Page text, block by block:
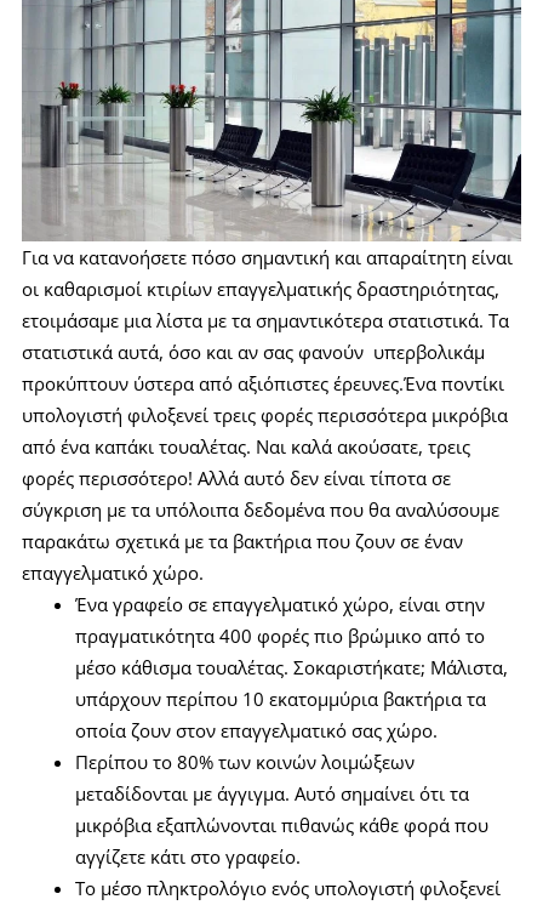
Για να κατανοήσετε πόσο σημαντική και απαραίτητη είναι
οι καθαρισμοί κτιρίων επαγγελματικής δραστηριότητας,
ετοιμάσαμε μια λίστα με τα σημαντικότερα στατιστικά. Τα
στατιστικά αυτά, όσο και αν σας φανούν υπερβολικάμ
προκύπτουν ύστερα από αξιόπιστες έρευνες.Ένα ποντίκι
υπολογιστή φιλοξενεί τρεις φορές περισσότερα μικρόβια
από ένα καπάκι τουαλέτας. Ναι καλά ακούσατε, τρεις
φορές περισσότερο! Αλλά αυτό δεν είναι τίποτα σε
σύγκριση με τα υπόλοιπα δεδομένα που θα αναλύσουμε
παρακάτω σχετικά με τα βακτήρια που ζουν σε έναν
επαγγελματικό χώρο.
Ένα γραφείο σε επαγγελματικό χώρο, είναι στην
πραγματικότητα 400 φορές πιο βρώμικο από το
μέσο κάθισμα τουαλέτας. Σοκαριστήκατε; Μάλιστα,
υπάρχουν περίπου 10 εκατομμύρια βακτήρια τα
οποία ζουν στον επαγγελματικό σας χώρο.
Περίπου το 80% των κοινών λοιμώξεων
μεταδίδονται με άγγιγμα. Αυτό σημαίνει ότι τα
μικρόβια εξαπλώνονται πιθανώς κάθε φορά που
αγγίζετε κάτι στο γραφείο.
Το μέσο πληκτρολόγιο ενός υπολογιστή φιλοξενεί